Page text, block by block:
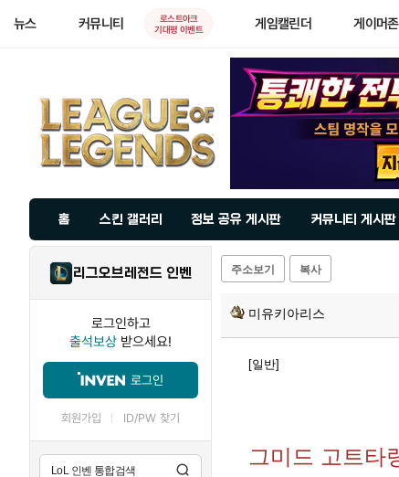
뉴스 커뮤니티
로스트아크
기대평 이벤트
게임캘린더 게이머존
홈 스킨 갤러리 정보 공유 게시판 커뮤니티 게시판
리그오브레전드 인벤
로그인하고
출석보상 받으세요!
로그인
회원가입 ID/PW 찾기
주소보기 복사
미유키아리스
[일반]
그미드 고트타